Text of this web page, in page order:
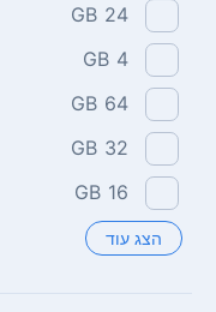
24 GB
4 GB
64 GB
32 GB
16 GB
הצג עוד